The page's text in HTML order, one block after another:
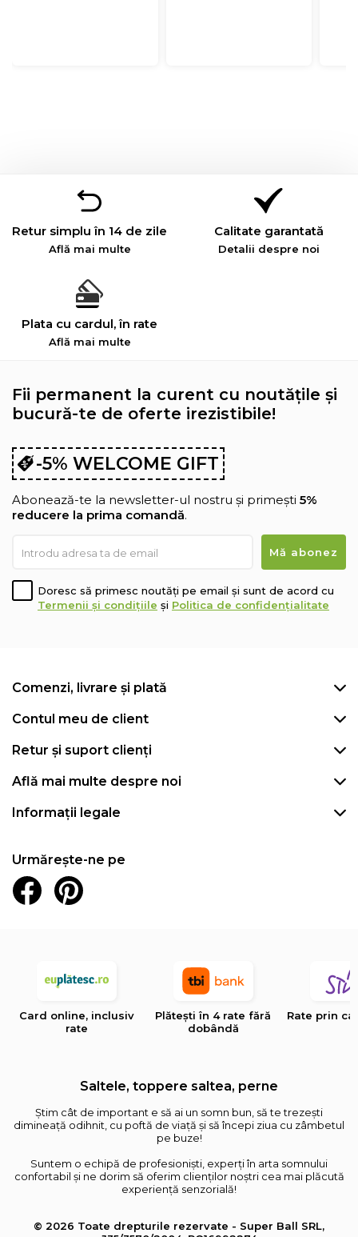
Retur simplu în 14 de zile
Află mai multe
Calitate garantată
Detalii despre noi
Plata cu cardul, în rate
Află mai multe
Fii permanent la curent cu noutățile și
bucură-te de oferte irezistibile!
-5% WELCOME GIFT
Abonează-te la newsletter-ul nostru și primești 5%
reducere la prima comandă.
Doresc să primesc noutăți pe email și sunt de acord cu
Termenii și condițiile și Politica de confidențialitate
Comenzi, livrare și plată
Contul meu de client
Retur și suport clienți
Află mai multe despre noi
Informații legale
Urmărește-ne pe
Card online, inclusiv
rate
Plătești în 4 rate fără
dobândă
Rate prin
Saltele, toppere saltea, perne
Știm cât de important e să ai un somn bun, să te trezești
dimineață odihnit, cu poftă de viață și să începi ziua cu zâmbetul
pe buze!
Suntem o echipă de profesioniști, experți în arta somnului
confortabil și ne dorim să oferim clienților noștri cea mai plăcută
experiență senzorială!
© 2026 Toate drepturile rezervate - Super Ball SRL,